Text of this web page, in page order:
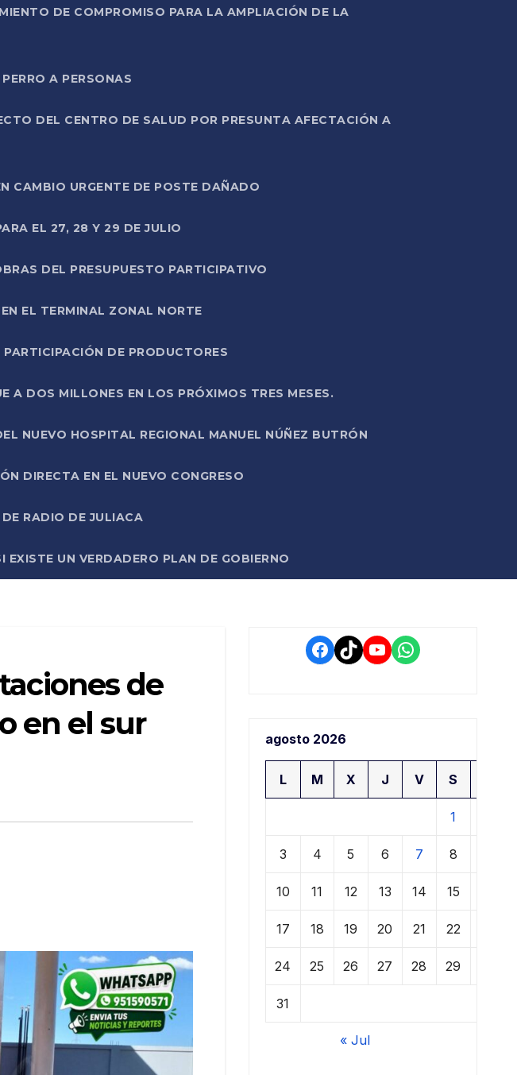
DE COMPROMISO PARA LA AMPLIACIÓN DE LA
A PERSONAS
DEL CENTRO DE SALUD POR PRESUNTA AFECTACIÓN A
CAMBIO URGENTE DE POSTE DAÑADO
EL 27, 28 Y 29 DE JULIO
DEL PRESUPUESTO PARTICIPATIVO
EL TERMINAL ZONAL NORTE
DE PRODUCTORES
A DOS MILLONES EN LOS PRÓXIMOS TRES MESES.
NUEVO HOSPITAL REGIONAL MANUEL NÚÑEZ BUTRÓN
DIRECTA EN EL NUEVO CONGRESO
RADIO DE JULIACA
UN VERDADERO PLAN DE GOBIERNO
de
en el sur
Facebook
TikTokYouTube
WhatsApp
agosto 2026
L M X J V S
1
3 4 5 6 7 8
10 11 12 13 14 15
17 18 19 20 21 22
24 25 26 27 28 29
31
« Jul